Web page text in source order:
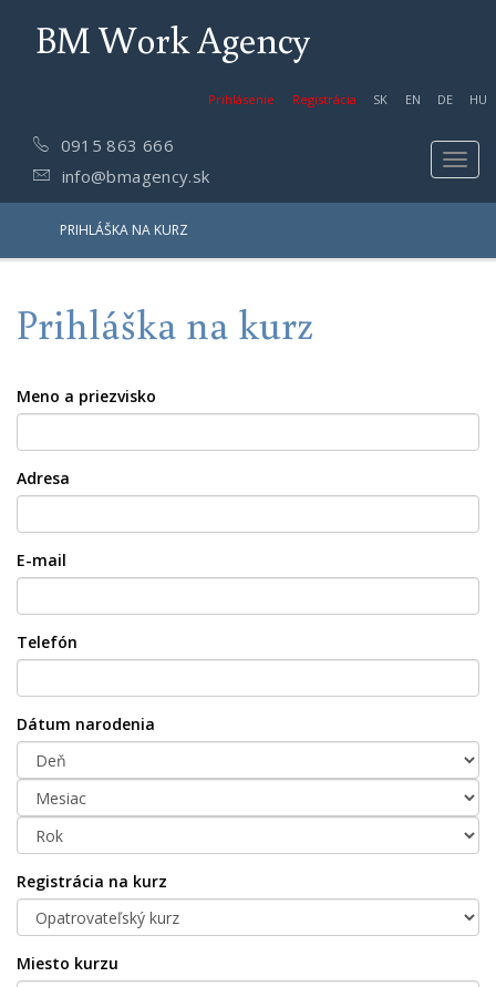
BM Work Agency
Prihlásenie Registrácia SK EN DE HU
0915 863 666
info@bmagency.sk
PRIHLÁŠKA NA KURZ
Prihláška na kurz
Meno a priezvisko
Adresa
E-mail
Telefón
Dátum narodenia
Registrácia na kurz
Miesto kurzu